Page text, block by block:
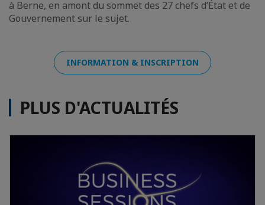
à Berne, en amont du sommet des 27 chefs d’État et de
Gouvernement sur le sujet.
INFORMATION & INSCRIPTION
PLUS D'ACTUALITÉS